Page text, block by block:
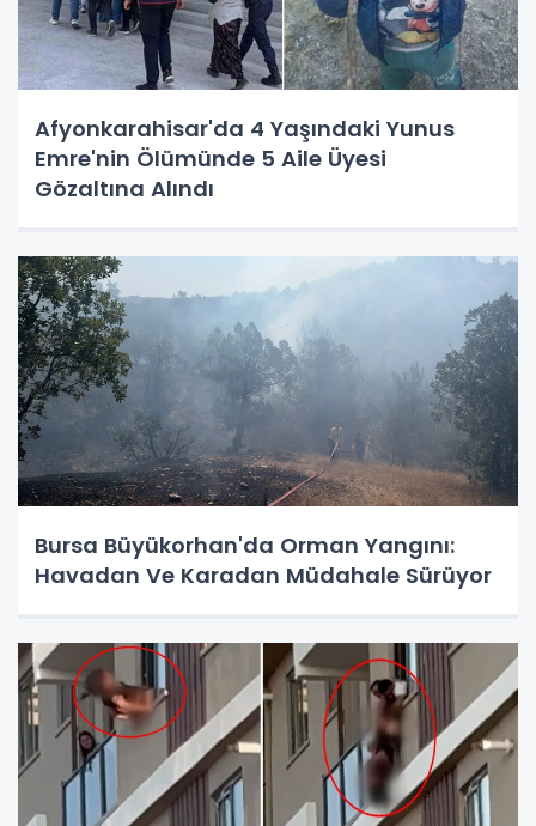
Afyonkarahisar'da 4 Yaşındaki Yunus
Emre'nin Ölümünde 5 Aile Üyesi
Gözaltına Alındı
Bursa Büyükorhan'da Orman Yangını:
Havadan Ve Karadan Müdahale Sürüyor